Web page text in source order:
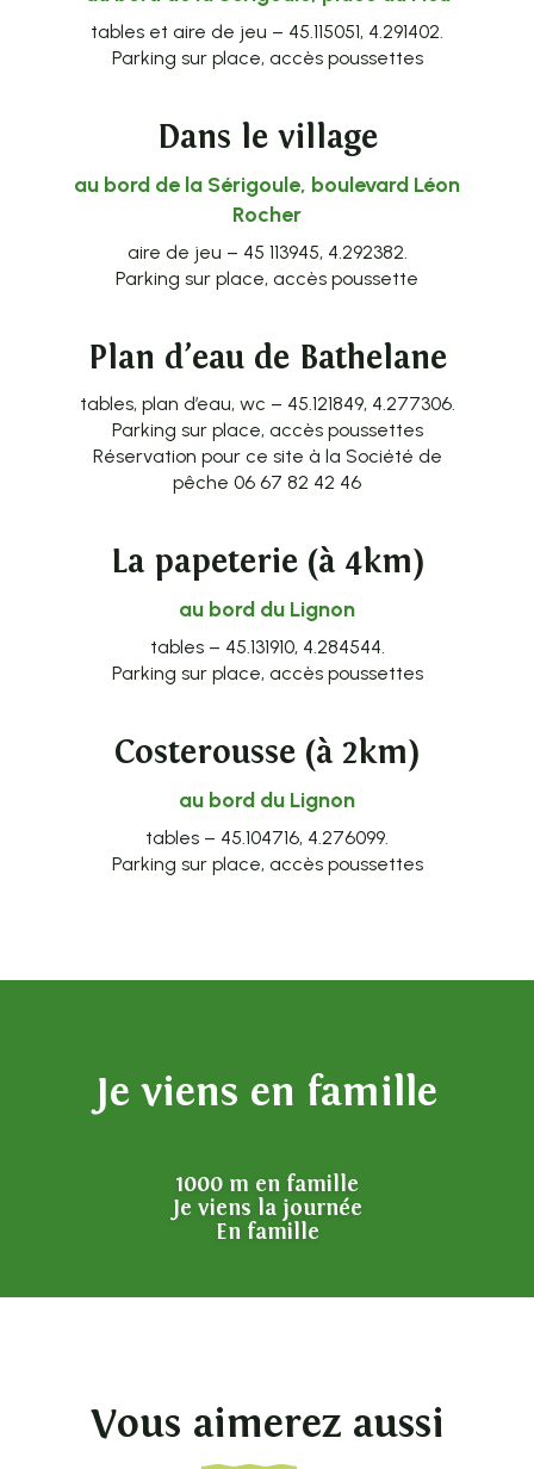
tables et aire de jeu – 45.115051, 4.291402.
Parking sur place, accès poussettes
Dans le village
au bord de la Sérigoule, boulevard Léon
Rocher
aire de jeu – 45 113945, 4.292382.
Parking sur place, accès poussette
Plan d’eau de Bathelane
tables, plan d’eau, wc – 45.121849, 4.277306.
Parking sur place, accès poussettes
Réservation pour ce site à la Société de
pêche 06 67 82 42 46
La papeterie (à 4km)
au bord du Lignon
tables – 45.131910, 4.284544.
Parking sur place, accès poussettes
Costerousse (à 2km)
au bord du Lignon
tables – 45.104716, 4.276099.
Parking sur place, accès poussettes
Je viens en famille
1000 m en famille
Je viens la journée
En famille
Vous aimerez aussi